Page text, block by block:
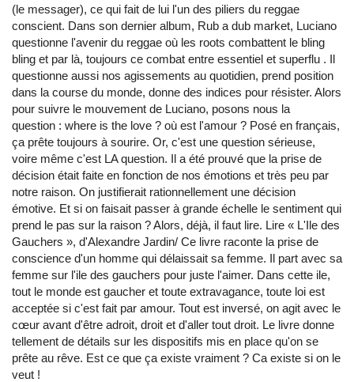
(le messager), ce qui fait de lui l'un des piliers du reggae
conscient. Dans son dernier album, Rub a dub market, Luciano
questionne l'avenir du reggae où les roots combattent le bling
bling et par là, toujours ce combat entre essentiel et superflu . Il
questionne aussi nos agissements au quotidien, prend position
dans la course du monde, donne des indices pour résister. Alors
pour suivre le mouvement de Luciano, posons nous la
question : where is the love ? où est l'amour ? Posé en français,
ça prête toujours à sourire. Or, c'est une question sérieuse,
voire même c'est LA question. Il a été prouvé que la prise de
décision était faite en fonction de nos émotions et très peu par
notre raison. On justifierait rationnellement une décision
émotive. Et si on faisait passer à grande échelle le sentiment qui
prend le pas sur la raison ? Alors, déjà, il faut lire. Lire « L'Ile des
Gauchers », d'Alexandre Jardin/ Ce livre raconte la prise de
conscience d'un homme qui délaissait sa femme. Il part avec sa
femme sur l'ile des gauchers pour juste l'aimer. Dans cette ile,
tout le monde est gaucher et toute extravagance, toute loi est
acceptée si c'est fait par amour. Tout est inversé, on agit avec le
cœur avant d'être adroit, droit et d'aller tout droit. Le livre donne
tellement de détails sur les dispositifs mis en place qu'on se
prête au rêve. Est ce que ça existe vraiment ? Ca existe si on le
veut !